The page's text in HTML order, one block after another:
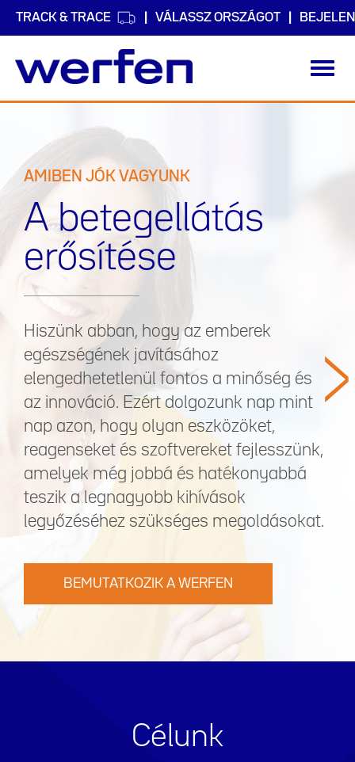
TRACK & TRACE VÁLASSZ ORSZÁGOT
tartalomra
AMIBEN JÓK VAGYUNK
A betegellátás
erősítése
Hiszünk abban, hogy az emberek
egészségének javításához
elengedhetetlenül fontos a minőség és
az innováció. Ezért dolgozunk nap mint
nap azon, hogy olyan eszközöket,
reagenseket és szoftvereket fejlesszünk,
amelyek még jobbá és hatékonyabbá
teszik a legnagyobb kihívások
legyőzéséhez szükséges megoldásokat.
BEMUTATKOZIK A WERFEN
>
Célunk